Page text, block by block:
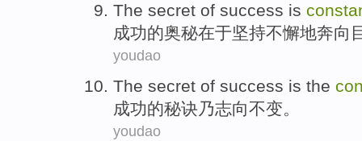
The secret of success is
成功的奥秘在于坚持不懈地奔向
youdao
The secret of success is the
成功的秘诀乃志向不变。
youdao